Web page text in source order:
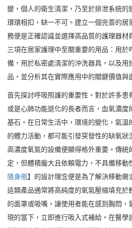
變，個人的衛生清潔，乃至於排泄系統的
環環相扣，缺一不可。建立一個完善的居
務便是正確認識並選擇高品質的護理器材
三項在居家護理中至關重要的用品：用於
備，用於私密處清潔的沖洗器具，以及用
品，並分析其在實際應用中的關鍵價值與
首先探討呼吸照護的重要性。對於許多患
或是心肺功能退化的長者而言，血氧濃度
基石。在日常生活中，環境的變化，氣溫
的體力活動，都可能引發突發性的缺氧狀
高濃度氧氣的設備便顯得格外重要。傳統
定，但體積龐大且依賴電力，不具備移動
隨身瓶】的設計理念便是為了解決移動需
這類產品通常將高純度的氧氣壓縮填充於
的面罩或吸嘴，讓使用者能在感到胸悶，
現的當下，立即進行吸入式補給。在醫學